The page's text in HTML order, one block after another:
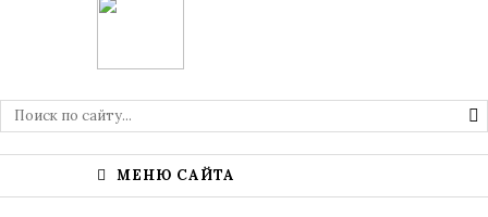
МЕНЮ САЙТА